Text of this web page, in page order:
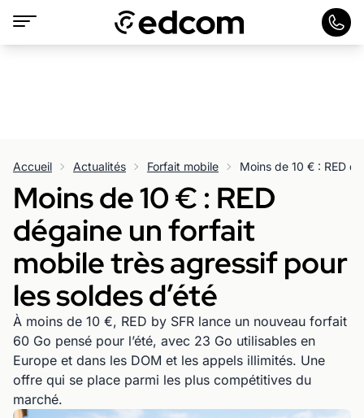
Accueil Actualités Forfait mobile
Moins de 10 € : RED
dégaine un forfait
mobile très agressif pour
les soldes d’été
À moins de 10 €, RED by SFR lance un nouveau forfait
60 Go pensé pour l’été, avec 23 Go utilisables en
Europe et dans les DOM et les appels illimités. Une
offre qui se place parmi les plus compétitives du
marché.